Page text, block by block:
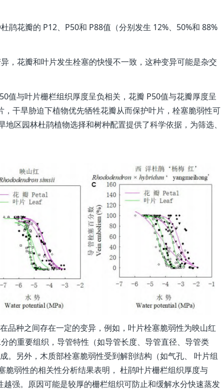
杜鹃花瓣的 P12、P50和 P88值（分别发生 12%、50%和 88%
，花瓣和叶片发生栓塞的快慢不一致，这种变异可能是杂交
值与叶片栅栏组织厚度呈负相关，花瓣 P50值与花瓣厚度呈
干旱胁迫下植物优先牺牲花瓣从而保护叶片，栓塞脆弱性可
区园林杜鹃植物选择和树种配置提供了科学依据，为筛选、
种之间存在一定的变异，例如，叶片栓塞脆弱性为映山红
的重要组织，导管特性（如导管长度、导管直径、导管类
。另外，木质部栓塞脆弱性受到解剖结构（如气孔、 叶片组
弱性的相关性分析结果表明， 杜鹃叶片栅栏组织厚度与
强。原因可能是较厚的栅栏组织可防止和缓解水分快速蒸发